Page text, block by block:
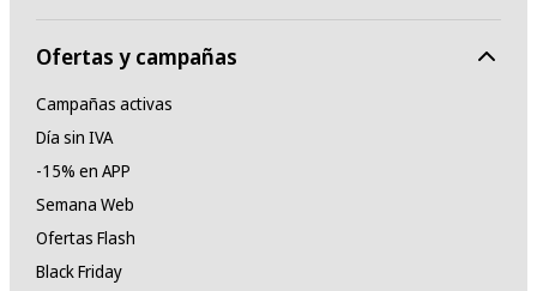
Ofertas y campañas
Campañas activas
Día sin IVA
-15% en APP
Semana Web
Ofertas Flash
Black Friday